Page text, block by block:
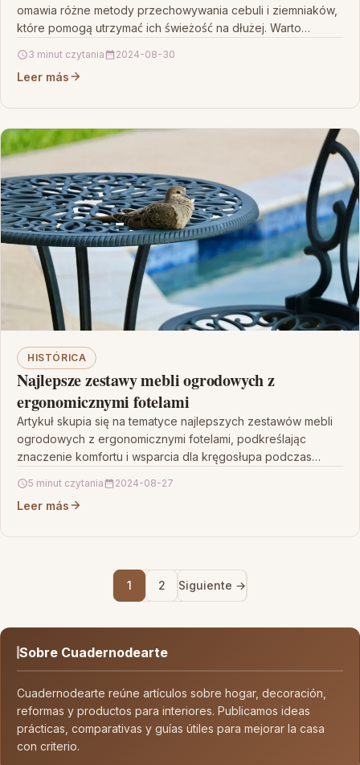
omawia różne metody przechowywania cebuli i ziemniaków,
które pomogą utrzymać ich świeżość na dłużej. Warto
3 minut czytania 2024-08-30
Leer más
HISTÓRICA
Najlepsze zestawy mebli ogrodowych z
ergonomicznymi fotelami
Artykuł skupia się na tematyce najlepszych zestawów mebli
ogrodowych z ergonomicznymi fotelami, podkreślając
znaczenie komfortu i wsparcia dla kręgosłupa podczas
5 minut czytania 2024-08-27
Leer más
1 2 Siguiente →
Sobre Cuadernodearte
Cuadernodearte reúne artículos sobre hogar, decoración,
reformas y productos para interiores. Publicamos ideas
prácticas, comparativas y guías útiles para mejorar la casa
con criterio.